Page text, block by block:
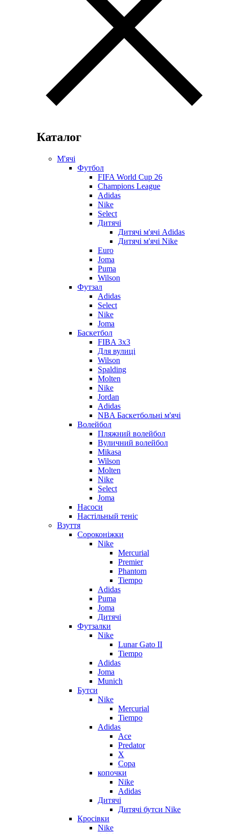
Каталог
М'ячі
Футбол
FIFA World Cup 26
Champions League
Adidas
Nike
Select
Дитячі
Дитячі м'ячі Adidas
Дитячі м'ячі Nike
Euro
Joma
Puma
Wilson
Футзал
Adidas
Select
Nike
Joma
Баскетбол
FIBA 3x3
Для вулиці
Wilson
Spalding
Molten
Nike
Jordan
Adidas
NBA Баскетбольні м'ячі
Волейбол
Пляжний волейбол
Вуличний волейбол
Mikasa
Wilson
Molten
Nike
Select
Joma
Насоси
Настільный теніс
Взуття
Сороконіжки
Nike
Mercurial
Premier
Phantom
Tiempo
Adidas
Puma
Joma
Дитячі
Футзалки
Nike
Lunar Gato II
Tiempo
Adidas
Joma
Munich
Бутси
Nike
Mercurial
Tiempo
Adidas
Ace
Predator
X
Copa
копочки
Nike
Adidas
Дитячі
Дитячі бутси Nike
Кросівки
Nike